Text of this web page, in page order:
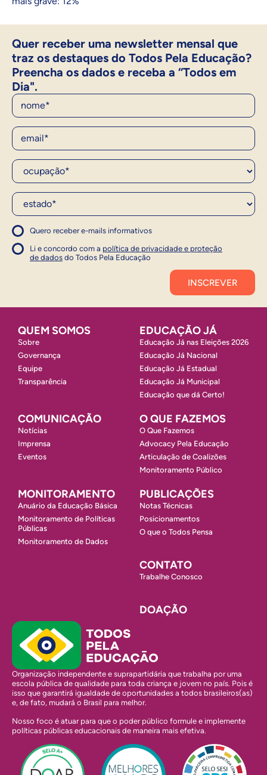
Quer receber uma newsletter mensal que
traz os destaques do Todos Pela Educação?
Preencha os dados e receba a “Todos em
Dia".
Nome
E-Mail
Ocupação*
Estado*
Quero receber e-mails informativos
1
Concordo com a política
Concordo com a política
Li e concordo com a política de privacidade e proteção
de dados do Todos Pela Educação
1
QUEM SOMOS
Sobre
Governança
Equipe
Transparência
EDUCAÇÃO JÁ
Educação Já nas Eleições 2026
Educação Já Nacional
Educação Já Estadual
Educação Já Municipal
Educação que dá Certo!
COMUNICAÇÃO
Notícias
Imprensa
Eventos
O QUE FAZEMOS
O Que Fazemos
Advocacy Pela Educação
Articulação de Coalizões
Monitoramento Público
MONITORAMENTO
Anuário da Educação Básica
Monitoramento de Políticas
Públicas
Monitoramento de Dados
PUBLICAÇÕES
Notas Técnicas
Posicionamentos
O que o Todos Pensa
CONTATO
Trabalhe Conosco
DOAÇÃO
Organização independente e suprapartidária que trabalha por uma
escola pública de qualidade para toda criança e jovem no país. Pois é
isso que garantirá igualdade de oportunidades a todos brasileiros(as)
e, de fato, mudará o Brasil para melhor.
Nosso foco é atuar para que o poder público formule e implemente
políticas públicas educacionais de maneira mais efetiva.